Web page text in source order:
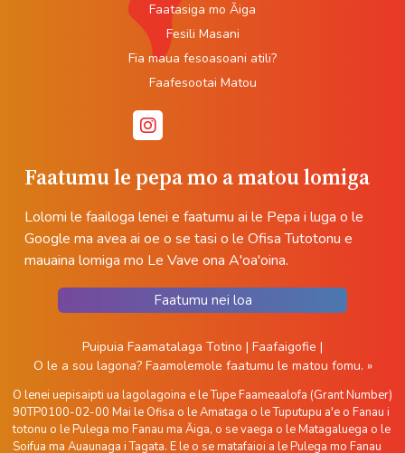
Faatumu le pepa mo a matou lomiga
Lolomi le faailoga lenei e faatumu ai le Pepa i luga o le
Google ma avea ai oe o se tasi o le Ofisa Tutotonu e
mauaina lomiga mo Le Vave ona A'oa'oina.
Faatumu nei loa
Faatasiga mo Āiga
Fesili Masani
Fia maua fesoasoani atili?
Faafesootai Matou
Puipuia Faamatalaga Totino | Faafaigofie |
O le a sou lagona? Faamolemole faatumu le matou fomu. »
O lenei uepisaipti ua lagolagoina e le Tupe Faameaalofa (Grant Number)
90TP0100-02-00 Mai le Ofisa o le Amataga o le Tuputupu a'e o Fanau i
totonu o le Pulega mo Fanau ma Āiga, o se vaega o le Matagaluega o le
Soifua ma Auaunaga i Tagata. E le o se matafaioi a le Pulega mo Fanau